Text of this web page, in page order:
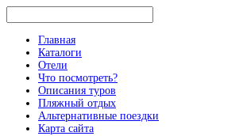
Главная
Каталоги
Отели
Что посмотреть?
Описания туров
Пляжный отдых
Альтернативные поездки
Карта сайта